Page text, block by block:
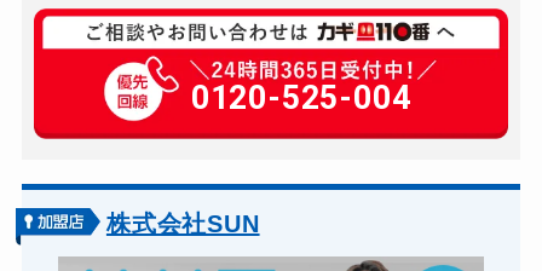
玄関カギ開け 11,000円～(税込)
玄関カギ修理 別途お見積り
玄関カギ作成 別途お見積り
車カギ開け
バイクカギ開け 別途お見積り
0120-525-004
株式会社SUN